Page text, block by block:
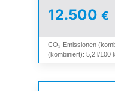
12.500 €
CO₂-Emissionen
(kombiniert): 5,2 l/100